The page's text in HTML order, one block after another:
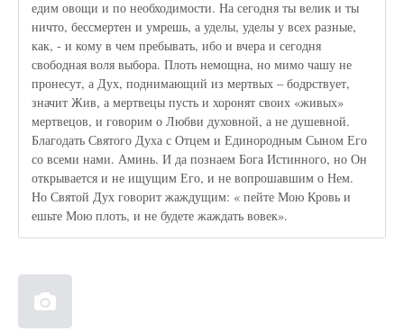
едим овощи и по необходимости. На сегодня ты велик и ты
ничто, бессмертен и умрешь, а уделы, уделы у всех разные,
как, - и кому в чем пребывать, ибо и вчера и сегодня
свободная воля выбора. Плоть немощна, но мимо чашу не
пронесут, а Дух, поднимающий из мертвых – бодрствует,
значит Жив, а мертвецы пусть и хоронят своих «живых»
мертвецов, и говорим о Любви духовной, а не душевной.
Благодать Святого Духа с Отцем и Единородным Сыном Его
со всеми нами. Аминь. И да познаем Бога Истинного, но Он
открывается и не ищущим Его, и не вопрошавшим о Нем.
Но Святой Дух говорит жаждущим: « пейте Мою Кровь и
ешьте Мою плоть, и не будете жаждать вовек».